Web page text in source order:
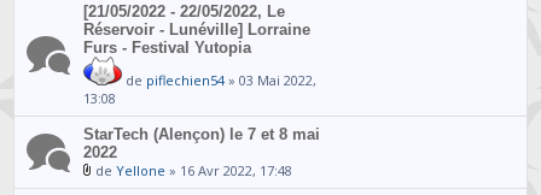
[21/05/2022 - 22/05/2022, Le
Réservoir - Lunéville] Lorraine
Furs - Festival Yutopia
de piflechien54» 03 Mai 2022,
13:08
StarTech (Alençon) le 7 et 8 mai
2022
deYellone » 16 Avr 2022, 17:48